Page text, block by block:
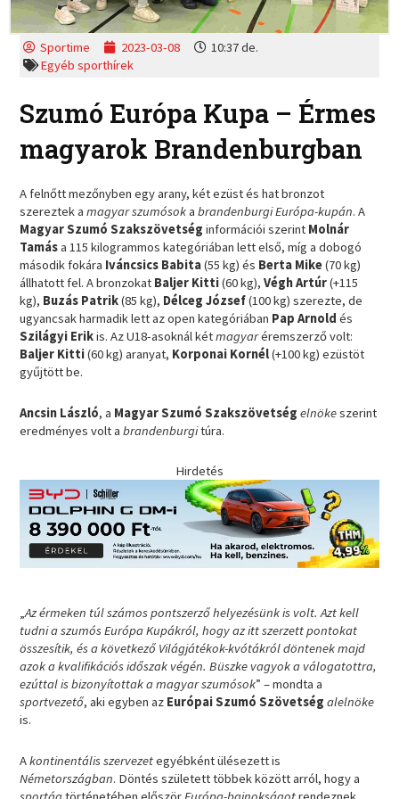
Sportime 2023-03-08
10:37 de.
Egyéb sporthírek
Szumó Európa Kupa – Érmes
magyarok Brandenburgban
A felnőtt mezőnyben egy arany, két ezüst és hat bronzot
szereztek amagyar szumósokabrandenburgi Európa-kupán. A
Magyar Szumó Szakszövetség információi szerint Molnár
Tamása 115 kilogrammos kategóriában lett első, míg a dobogó
második fokára Iváncsics Babita(55 kg) és Berta Mike(70 kg)
állhatott fel. A bronzokat Baljer Kitti(60 kg),Végh Artúr(+115
kg), Buzás Patrik(85 kg), Délceg József(100 kg) szerezte, de
ugyancsak harmadik lett az open kategóriában Pap Arnold és
Szilágyi Erikis. Az U18-asoknál kétmagyaréremszerző volt:
Baljer Kitti(60 kg) aranyat, Korponai Kornél(+100 kg) ezüstöt
gyűjtött be.
Ancsin László, a Magyar Szumó Szakszövetség elnökeszerint
eredményes volt abrandenburgitúra.
Hirdetés
„Az érmeken túl számos pontszerző helyezésünk is volt. Azt kell
tudni a szumós Európa Kupákról, hogy az itt szerzett pontokat
összesítik, és a következő Világjátékok-kvótákról döntenek majd
azok a kvalifikációs időszak végén. Büszke vagyok a válogatottra,
ezúttal is bizonyítottak a magyar szumósok” – mondta a
sportvezető, aki egyben az Európai Szumó Szövetség alelnöke
is.
Akontinentális szervezetegyébként ülésezett is
Németországban. Döntés született többek között arról, hogy a